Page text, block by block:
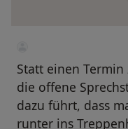
Statt einen
die offene
dazu führt, dass
runter ins